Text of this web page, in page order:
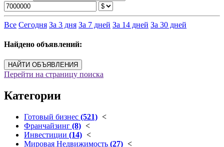
Все Сегодня За 3 дня За 7 дней За 14 дней За 30 дней
Найдено объявлений:
НАЙТИ ОБЪЯВЛЕНИЯ
Перейти на страницу поиска
Категории
Готовый бизнес (521) <
Франчайзинг (8) <
Инвестиции (14) <
Мировая Недвижимость (27) <